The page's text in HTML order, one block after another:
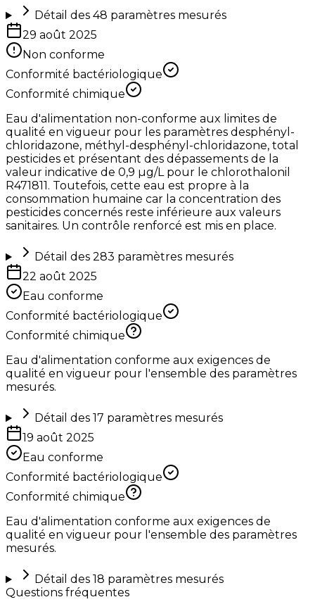
Détail des 48 paramètres mesurés
29 août 2025
Non conforme
Conformité bactériologique
Conformité chimique
Eau d'alimentation non-conforme aux limites de
qualité en vigueur pour les paramètres desphényl-
chloridazone, méthyl-desphényl-chloridazone, total
pesticides et présentant des dépassements de la
valeur indicative de 0,9 µg/L pour le chlorothalonil
R471811. Toutefois, cette eau est propre à la
consommation humaine car la concentration des
pesticides concernés reste inférieure aux valeurs
sanitaires. Un contrôle renforcé est mis en place.
Détail des 283 paramètres mesurés
22 août 2025
Eau conforme
Conformité bactériologique
Conformité chimique
Eau d'alimentation conforme aux exigences de
qualité en vigueur pour l'ensemble des paramètres
mesurés.
Détail des 17 paramètres mesurés
19 août 2025
Eau conforme
Conformité bactériologique
Conformité chimique
Eau d'alimentation conforme aux exigences de
qualité en vigueur pour l'ensemble des paramètres
mesurés.
Détail des 18 paramètres mesurés
Questions fréquentes